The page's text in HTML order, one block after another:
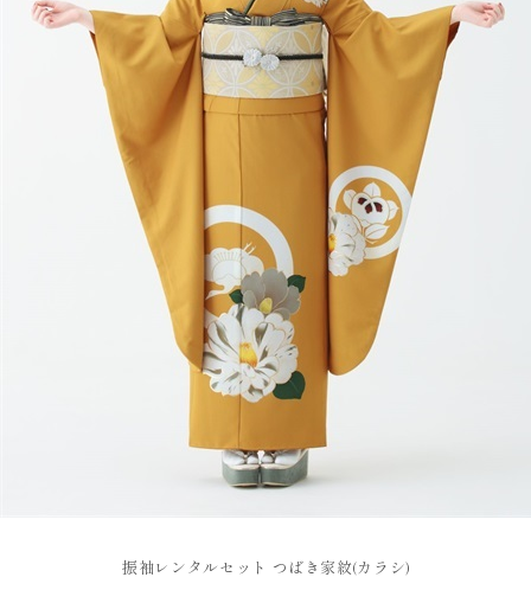
振袖レンタルセット つばき家紋(カラシ)